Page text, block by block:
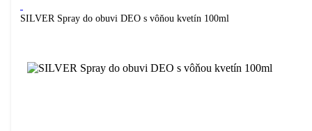
SILVER Spray do obuvi DEO s vôňou kvetín 100ml